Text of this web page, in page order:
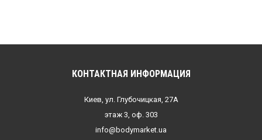
КОНТАКТНАЯ ИНФОРМАЦИЯ
Киев, ул. Глубочицкая, 27А
этаж 3, оф. 303
info@bodymarket.ua